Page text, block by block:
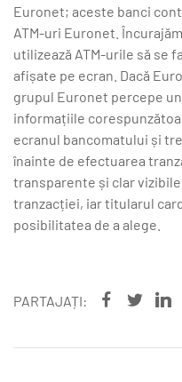
Euronet; aceste banci
ATM-uri Euronet.
utilizează ATM-urile să se
afișate pe ecran. Dacă
grupul Euronet percepe
informațiile
ecranul bancomatului și
înainte de efectuarea
transparente și clar
tranzacției, iar titularul
posibilitatea de a alege.
PARTAJAȚI: